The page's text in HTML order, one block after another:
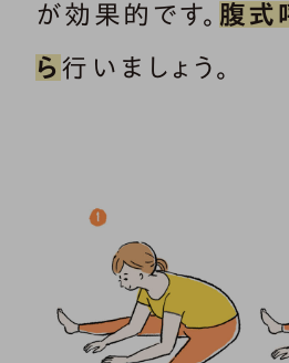
が効果的です。 腹式
ら 行いましょう。